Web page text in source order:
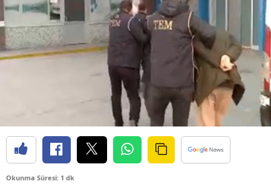
Balıkesir
Bilecik
Bingöl
Bitlis
Bolu
Burdur
Bursa
Okunma Süresi: 1 dk